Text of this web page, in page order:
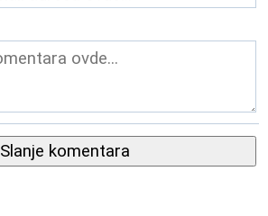
Slanje komentara